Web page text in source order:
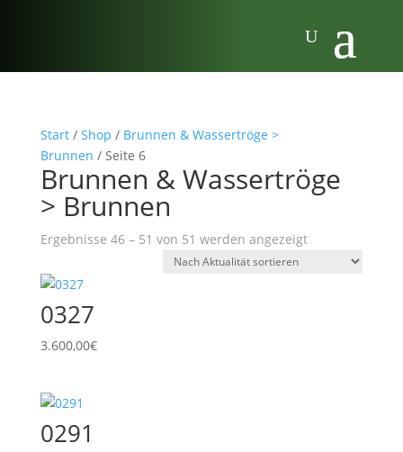
Start/ Shop / Brunnen & Wassertröge >
Brunnen / Seite 6
Brunnen & Wassertröge
> Brunnen
Ergebnisse 46 – 51 von 51 werden angezeigtNach
Aktualität
0327
3.600,00€
0291